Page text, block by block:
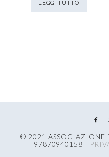
LEGGI TUTTO
© 2021 ASSOCIAZIONE
97870940158 |